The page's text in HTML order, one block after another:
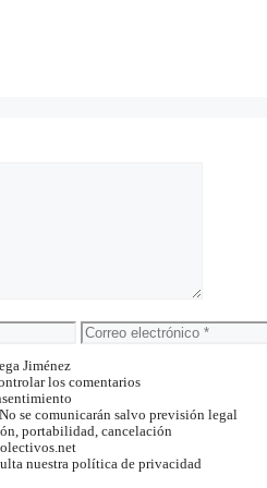
Correo
electrónico
Jiménez
los comentarios
se comunicarán salvo previsión legal
portabilidad, cancelación
nuestra política de privacidad